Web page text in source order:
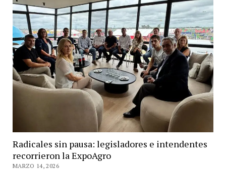
Radicales sin pausa: legisladores e intendentes
recorrieron la ExpoAgro
MARZO 14, 2026